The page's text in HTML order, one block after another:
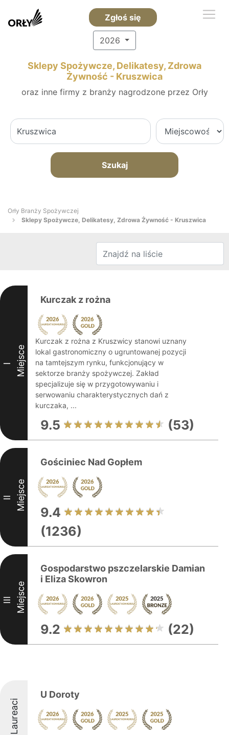
Zgłoś się
2026
Sklepy Spożywcze, Delikatesy, Zdrowa
Żywność - Kruszwica
oraz inne firmy z branży nagrodzone przez Orły
Szukaj
Orły Branży Spożywczej
Sklepy Spożywcze, Delikatesy, Zdrowa Żywność - Kruszwica
I Miejsce
Kurczak z rożna
Kurczak z rożna z Kruszwicy stanowi uznany
lokal gastronomiczny o ugruntowanej pozycji
na tamtejszym rynku, funkcjonujący w
sektorze branży spożywczej. Zakład
specjalizuje się w przygotowywaniu i
serwowaniu charakterystycznych dań z
kurczaka, ...
9.5 (53)
II Miejsce
Gościniec Nad Gopłem
9.4
(1236)
III Miejsce
Gospodarstwo pszczelarskie Damian
i Eliza Skowron
9.2 (22)
Laureaci
U Doroty